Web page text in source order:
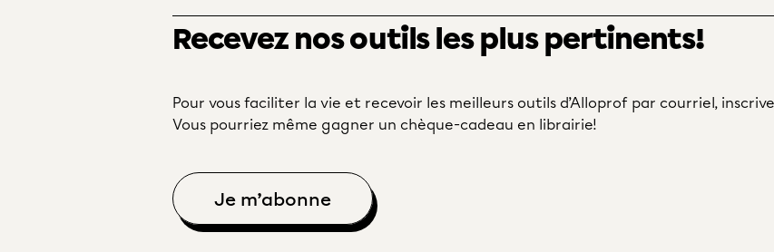
Recevez nos outils les plus pertinents!
Pour vous faciliter la vie et recevoir les meilleurs outils d’Alloprof par courriel,
Vous pourriez même gagner un chèque-cadeau en librairie!
Je m’abonne